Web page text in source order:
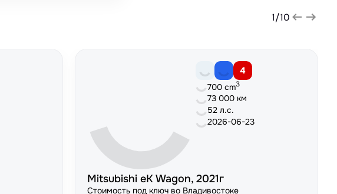
1/10
4
700 cm3
73 000 км
52 л.с.
2026-06-23
Mitsubishi eK Wagon, 2021г
Стоимость под ключ во Владивостоке